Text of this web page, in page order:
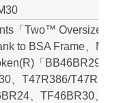
「Two™ Oversized
to BSA Frame、
「BB46BR29
、T47R386/
、TF46BR30、